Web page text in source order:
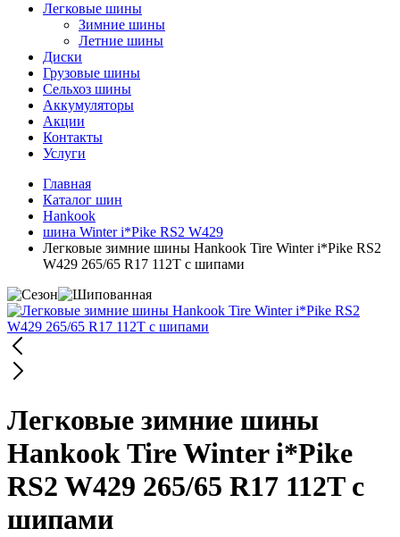
Легковые шины
Зимние шины
Летние шины
Диски
Грузовые шины
Сельхоз шины
Аккумуляторы
Акции
Контакты
Услуги
Главная
Каталог шин
Hankook
шина Winter i*Pike RS2 W429
Легковые зимние шины Hankook Tire Winter i*Pike RS2
W429 265/65 R17 112T с шипами
Легковые зимние шины
Hankook Tire Winter i*Pike
RS2 W429 265/65 R17 112T с
шипами